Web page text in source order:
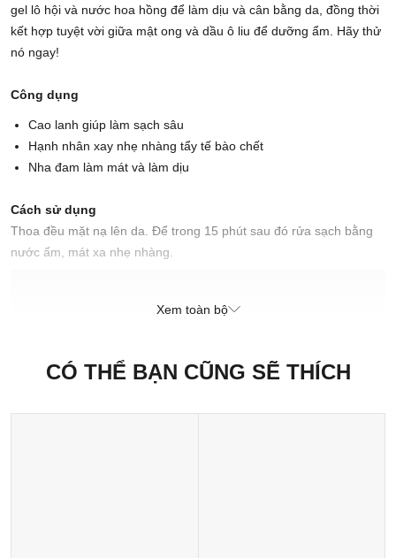
gel lô hội và nước hoa hồng để làm dịu và cân bằng da, đồng thời
kết hợp tuyệt vời giữa mật ong và dầu ô liu để dưỡng ẩm. Hãy thử
nó ngay!
Công dụng
Cao lanh giúp làm sạch sâu
Hạnh nhân xay nhẹ nhàng tẩy tế bào chết
Nha đam làm mát và làm dịu
Cách sử dụng
Thoa đều mặt nạ lên da. Để trong 15 phút sau đó rửa sạch bằng
nước ấm, mát xa nhẹ nhàng.
Bảo quản trong tủ lạnh để đảm bảo độ tươi và tăng thêm cảm giác
Xuất xứ thương hiệu: Anh
Xem toàn bộ
CÓ THỂ BẠN CŨNG SẼ THÍCH